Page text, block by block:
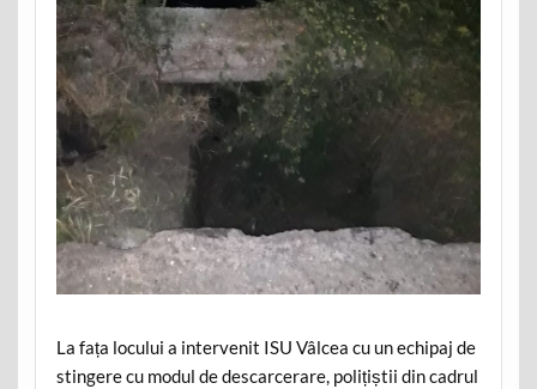
La fața locului a intervenit ISU Vâlcea cu un echipaj de
stingere cu modul de descarcerare, polițiștii din cadrul